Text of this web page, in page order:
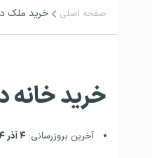
صفحه اصلی خرید ملک
خرید خانه
آخرین بروزرسانی: ۴ آذر ۱۴۰۴